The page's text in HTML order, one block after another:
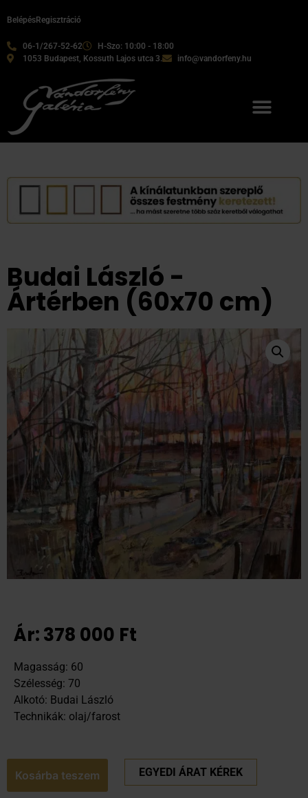
06-1/267-52-62
H-Szo: 10:00 - 18:00
1053 Budapest, Kossuth Lajos utca 3.
info@vandorfeny.hu
BelépésRegisztráció
Budai László -
Ártérben (60x70 cm)
Ár:378 000 Ft
Magasság: 60
Szélesség: 70
Alkotó: Budai László
Technikák: olaj/farost
Kosárba teszem EGYEDI ÁRAT KÉREK